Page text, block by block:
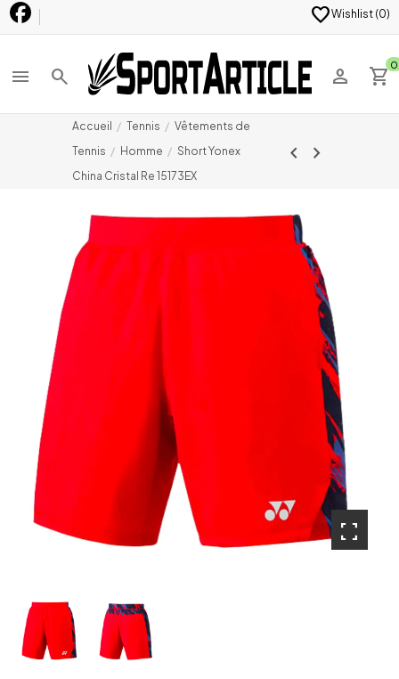
favoriteWishlist (0)
menu search person shopping_cart0
Accueil Tennis
Vêtements de
Tennis
Homme
Short Yonex
China Cristal Re 15173EX
chevron_left chevron_right
fullscreen
fullscreen